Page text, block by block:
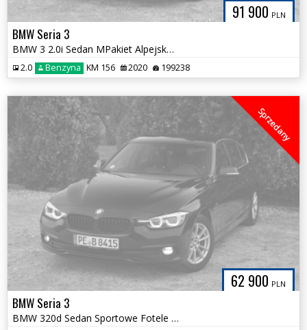
91 900 PLN
BMW Seria 3
BMW 3 2.0i Sedan MPakiet Alpejska Biel Serwis ASO 100% Bezwypadkowa
2.0 Benzyna KM 156 2020 199238
62 900 PLN
Sprzedany
BMW Seria 3
BMW 320d Sedan Sportowe Fotele Licznik FULL LED Serwis ASO Bezwypadek